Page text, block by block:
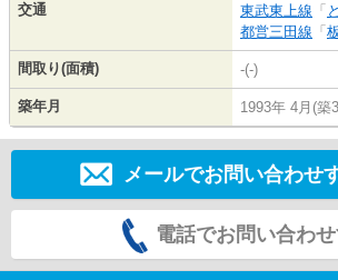
交通
東武東上線 「
都営三田線 「
間取り(面積) -(-)
築年月 1993年 4月(築
メールでお問い合わせ
電話でお問い合わ